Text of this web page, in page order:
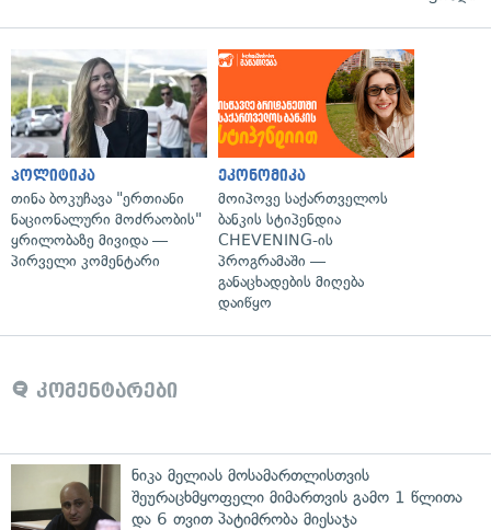
პოლიტიკა
თინა ბოკუჩავა "ერთიანი
ნაციონალური მოძრაობის"
ყრილობაზე მივიდა —
პირველი კომენტარი
ეკონომიკა
მოიპოვე საქართველოს
ბანკის სტიპენდია
CHEVENING-ის
პროგრამაში —
განაცხადების მიღება
დაიწყო
კომენტარები
ნიკა მელიას მოსამართლისთვის
შეურაცხმყოფელი მიმართვის გამო 1 წლითა
და 6 თვით პატიმრობა მიესაჯა